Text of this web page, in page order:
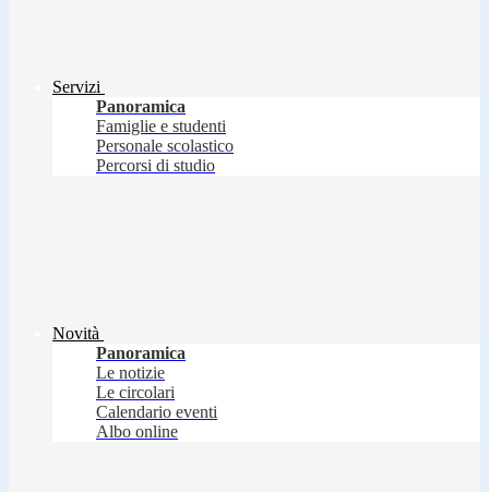
Servizi
Panoramica
Famiglie e studenti
Personale scolastico
Percorsi di studio
Novità
Panoramica
Le notizie
Le circolari
Calendario eventi
Albo online